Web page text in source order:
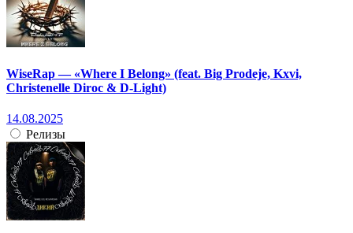
WiseRap — «Where I Belong» (feat. Big Prodeje, Kxvi,
Christenelle Diroc & D-Light)
14.08.2025
Релизы